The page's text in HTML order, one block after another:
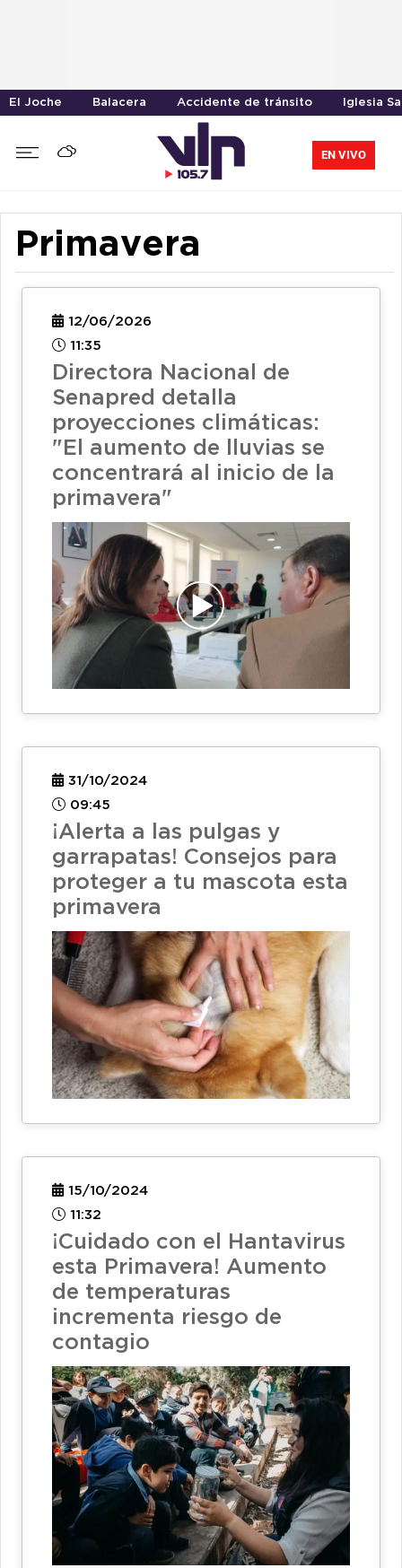
El Joche Balacera Accidente de tránsito Iglesia
EN VIVO
Primavera
12/06/2026
11:35
Directora Nacional de
Senapred detalla
proyecciones climáticas:
"El aumento de lluvias se
concentrará al inicio de la
primavera"
31/10/2024
09:45
¡Alerta a las pulgas y
garrapatas! Consejos para
proteger a tu mascota esta
primavera
15/10/2024
11:32
¡Cuidado con el Hantavirus
esta Primavera! Aumento
de temperaturas
incrementa riesgo de
contagio